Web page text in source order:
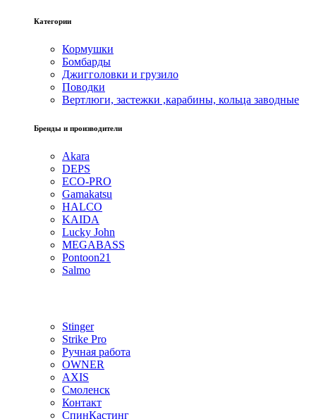
Категории
Кормушки
Бомбарды
Джигголовки и грузило
Поводки
Вертлюги, застежки ,карабины, кольца заводные
Бренды и производители
Akara
DEPS
ECO-PRO
Gamakatsu
HALCO
KAIDA
Lucky John
MEGABASS
Pontoon21
Salmo
Stinger
Strike Pro
Ручная работа
OWNER
AXIS
Смоленск
Контакт
СпинКастинг